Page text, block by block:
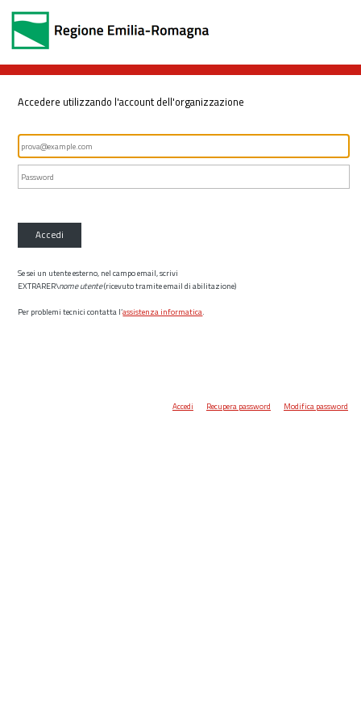
Accedere utilizzando l'account dell'organizzazione
Accedi
Se sei un utente esterno, nel campo email, scrivi
EXTRARER\nome utente(ricevuto tramite email di abilitazione)
Per problemi tecnici contatta l’assistenza informatica.
Accedi Recupera password Modifica password